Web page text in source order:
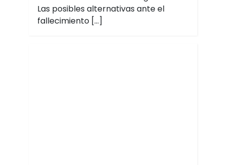
Las posibles alternativas ante el
fallecimiento […]